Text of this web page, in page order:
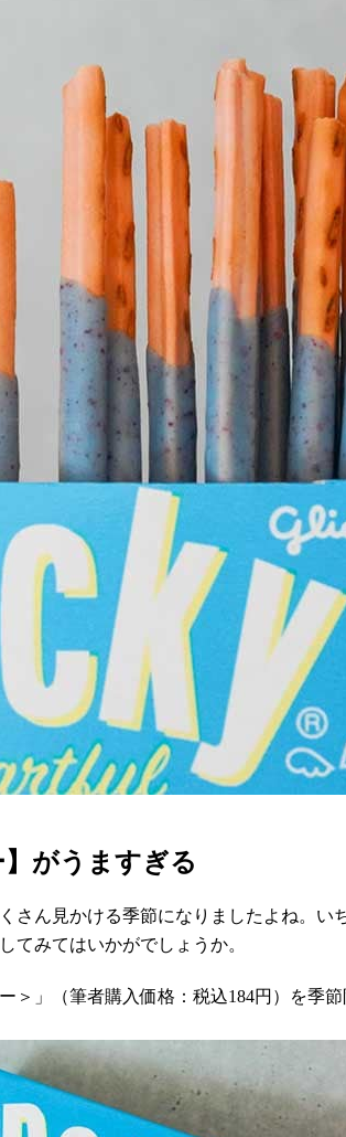
がうますぎる
ん見かける季節になりましたよね。
てみてはいかがでしょうか。
」（筆者購入価格：税込184円）を季節